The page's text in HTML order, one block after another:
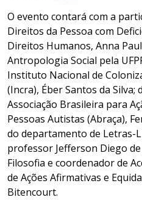
O evento contará com a
Direitos da Pessoa com
Direitos Humanos, Anna
Antropologia Social pela
Instituto Nacional de
(Incra), Éber Santos da Silva;
Associação Brasileira para
Pessoas Autistas (Abraça),
do departamento de Letras-
professor Jefferson Diego
Filosofia e coordenador de
de Ações Afirmativas e
Bitencourt.